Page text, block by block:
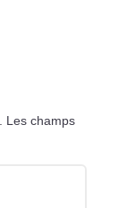
Les champs